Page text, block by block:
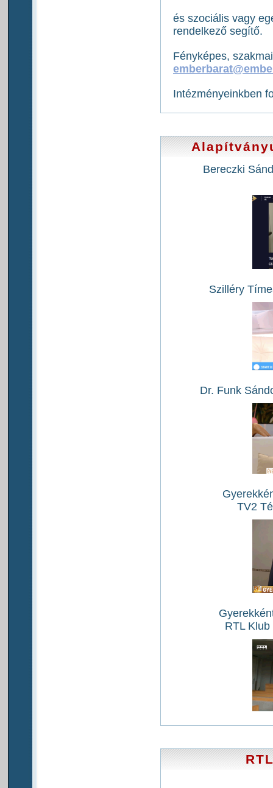
és szociális vagy
rendelkező segítő.
Fényképes,
Intézményeinkben
Bereczki
Szilléry
Dr. Funk
TV2
RTL